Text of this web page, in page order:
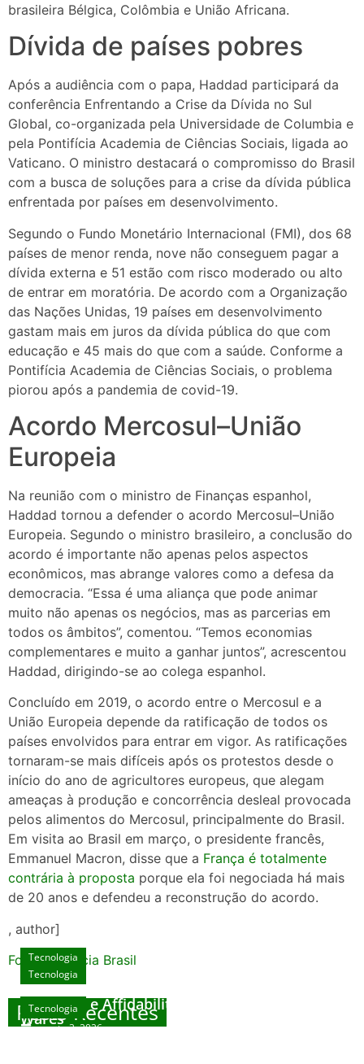
brasileira Bélgica, Colômbia e União Africana.
Dívida de países pobres
Após a audiência com o papa, Haddad participará da
conferência Enfrentando a Crise da Dívida no Sul
Global, co-organizada pela Universidade de Columbia e
pela Pontifícia Academia de Ciências Sociais, ligada ao
Vaticano. O ministro destacará o compromisso do Brasil
com a busca de soluções para a crise da dívida pública
enfrentada por países em desenvolvimento.
Segundo o Fundo Monetário Internacional (FMI), dos 68
países de menor renda, nove não conseguem pagar a
dívida externa e 51 estão com risco moderado ou alto
de entrar em moratória. De acordo com a Organização
das Nações Unidas, 19 países em desenvolvimento
gastam mais em juros da dívida pública do que com
educação e 45 mais do que com a saúde. Conforme a
Pontifícia Academia de Ciências Sociais, o problema
piorou após a pandemia de covid-19.
Acordo Mercosul–União
Europeia
Na reunião com o ministro de Finanças espanhol,
Haddad tornou a defender o acordo Mercosul–União
Europeia. Segundo o ministro brasileiro, a conclusão do
acordo é importante não apenas pelos aspectos
econômicos, mas abrange valores como a defesa da
democracia. “Essa é uma aliança que pode animar
muito não apenas os negócios, mas as parcerias em
todos os âmbitos”, comentou. “Temos economias
complementares e muito a ganhar juntos”, acrescentou
Haddad, dirigindo-se ao colega espanhol.
Concluído em 2019, o acordo entre o Mercosul e a
União Europeia depende da ratificação de todos os
países envolvidos para entrar em vigor. As ratificações
tornaram-se mais difíceis após os protestos desde o
início do ano de agricultores europeus, que alegam
ameaças à produção e concorrência desleal provocada
pelos alimentos do Mercosul, principalmente do Brasil.
Em visita ao Brasil em março, o presidente francês,
Emmanuel Macron, disse que a França é totalmente
contrária à proposta porque ela foi negociada há mais
de 20 anos e defendeu a reconstrução do acordo.
, author]
Fonte: Agencia Brasil
Posts Recentes
Tecnologia
Unlock Exclusive Rewards at The Big Dog
House
agosto 3, 2026
Tecnologia
Sicurezza e Affidabilità di Mr Nulls Wicked
Wares
Tecnologia
Tecnologia